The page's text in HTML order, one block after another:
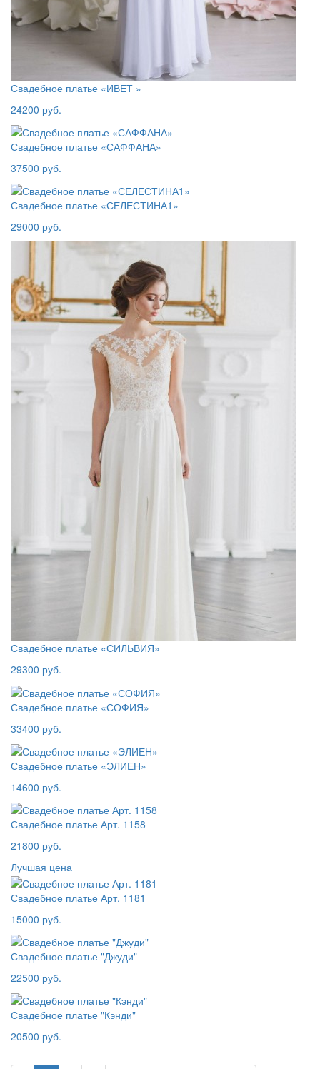
Свадебное платье «ИВЕТ »
24200 руб.
Свадебное платье «САФФАНА»
37500 руб.
Свадебное платье «СЕЛЕСТИНА1»
29000 руб.
Свадебное платье «СИЛЬВИЯ»
29300 руб.
Свадебное платье «СОФИЯ»
33400 руб.
Свадебное платье «ЭЛИЕН»
14600 руб.
Свадебное платье Арт. 1158
21800 руб.
Лучшая цена
Свадебное платье Арт. 1181
15000 руб.
Свадебное платье "Джуди"
22500 руб.
Свадебное платье "Кэнди"
20500 руб.